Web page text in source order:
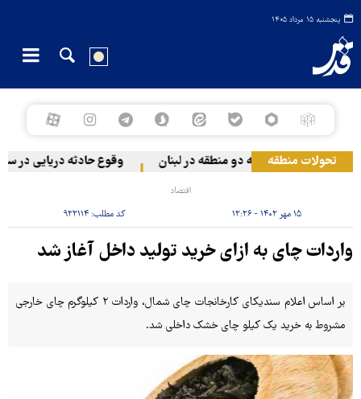
پنجشنبه ۱۵ مرداد ۱۴۰۵
تحولات منطقه
رژیم صهیونیستی به دو منطقه در لبنان وقوع حادثه دریایی در
اقتصاد
۱۵ مهر ۱۴۰۲ - ۱۲:۲۶ کد مطلب:۹۲۲۱۱۴
واردات چای به ازای خرید تولید داخل آغاز شد
بر اساس اعلام سندیکای کارخانجات چای شمال، واردات ۲ کیلوگرم چای خارجی
مشروط به خرید یک کیلو چای خشک داخلی شد.